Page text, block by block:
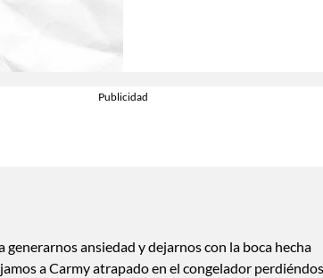
generarnos ansiedad y dejarnos con la boca hecha
a Carmy atrapado en el congelador